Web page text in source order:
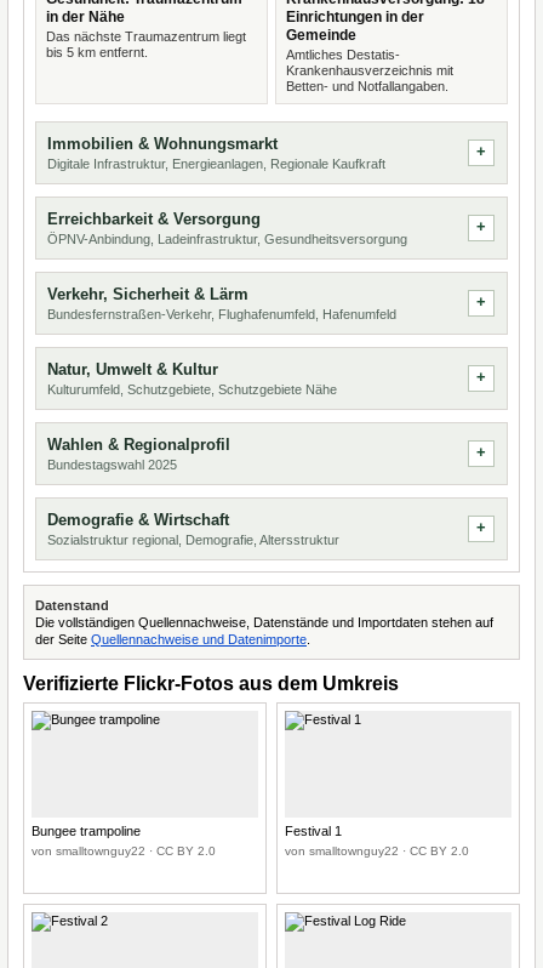
in der Nähe
Das nächste Traumazentrum liegt
bis 5 km entfernt.
Einrichtungen in der
Gemeinde
Amtliches Destatis-
Krankenhausverzeichnis mit
Betten- und Notfallangaben.
Immobilien & Wohnungsmarkt
Digitale Infrastruktur, Energieanlagen, Regionale Kaufkraft
Erreichbarkeit & Versorgung
ÖPNV-Anbindung, Ladeinfrastruktur, Gesundheitsversorgung
Verkehr, Sicherheit & Lärm
Bundesfernstraßen-Verkehr, Flughafenumfeld, Hafenumfeld
Natur, Umwelt & Kultur
Kulturumfeld, Schutzgebiete, Schutzgebiete Nähe
Wahlen & Regionalprofil
Bundestagswahl 2025
Demografie & Wirtschaft
Sozialstruktur regional, Demografie, Altersstruktur
Datenstand
Die vollständigen Quellennachweise, Datenstände und Importdaten stehen auf
der Seite Quellennachweise und Datenimporte
Verifizierte Flickr-Fotos aus dem Umkreis
Bungee trampoline
von smalltownguy22 · CC BY 2.0
Festival 1
von smalltownguy22 · CC BY 2.0